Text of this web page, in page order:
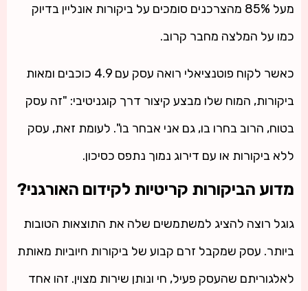
מעל 85% מהצרכנים סומכים על ביקורות אונליין בדיוק
כמו על המלצה מחבר קרוב.
כאשר לקוח פוטנציאלי רואה עסק עם 4.9 כוכבים ומאות
ביקורות, המוח שלו מבצע קיצור דרך קוגניטיבי: "זה עסק
בטוח, הרוב בחרו בו, גם אני אבחר בו". לעומת זאת, עסק
ללא ביקורות או עם דירוג נמוך נתפס כסיכון.
מדוע הביקורות קריטיות לקידום האורגני?
גוגל רוצה להציג למשתמשים שלה את התוצאות הטובות
ביותר. עסק שמקבל זרם קבוע של ביקורות חיוביות מאותת
לאלגוריתם שהעסק פעיל, חי ונותן שירות מצוין. זהו אחד